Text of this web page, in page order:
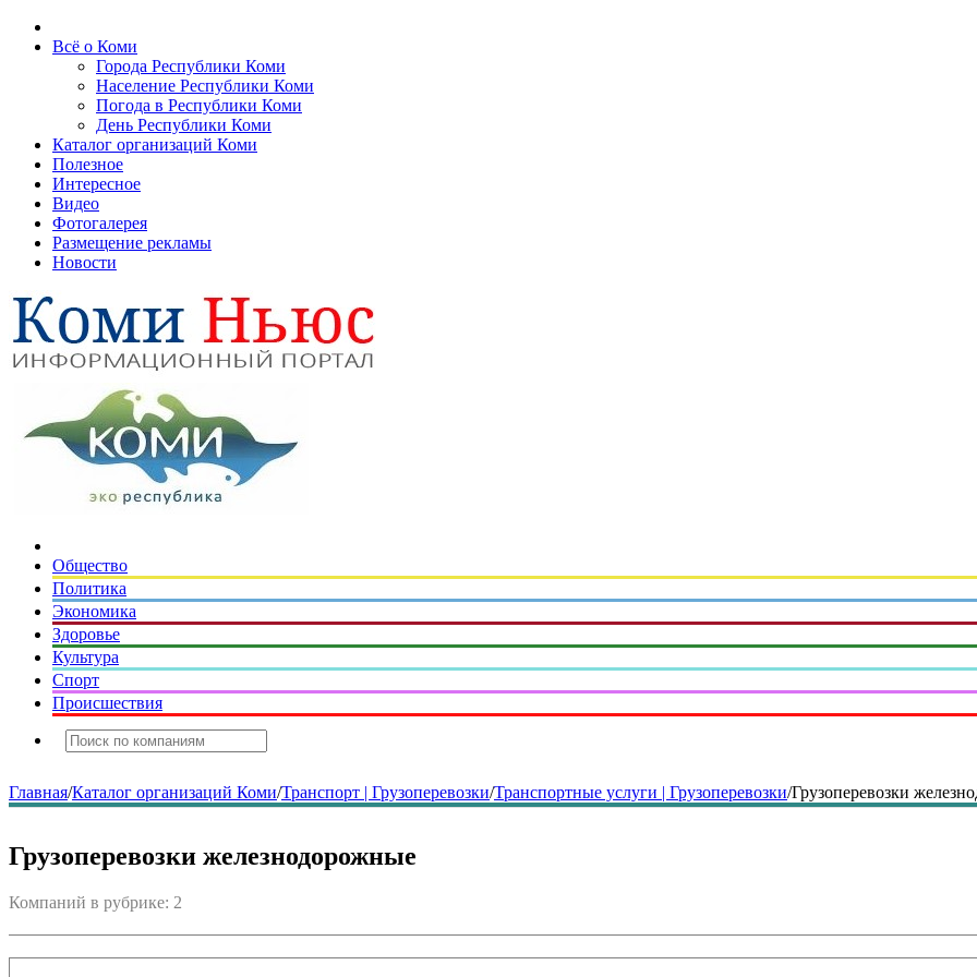
Всё о Коми
Города Республики Коми
Население Республики Коми
Погода в Республики Коми
День Республики Коми
Каталог организаций Коми
Полезное
Интересное
Видео
Фотогалерея
Размещение рекламы
Новости
Общество
Политика
Экономика
Здоровье
Культура
Спорт
Происшествия
Главная/Каталог организаций Коми/Транспорт | Грузоперевозки/Транспортные услуги | Грузоперевозки/Грузоперевозки
Грузоперевозки железнодорожные
Компаний в рубрике: 2